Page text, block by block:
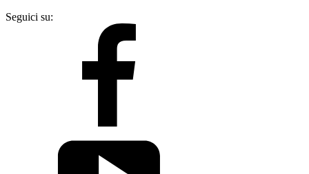
Seguici su: